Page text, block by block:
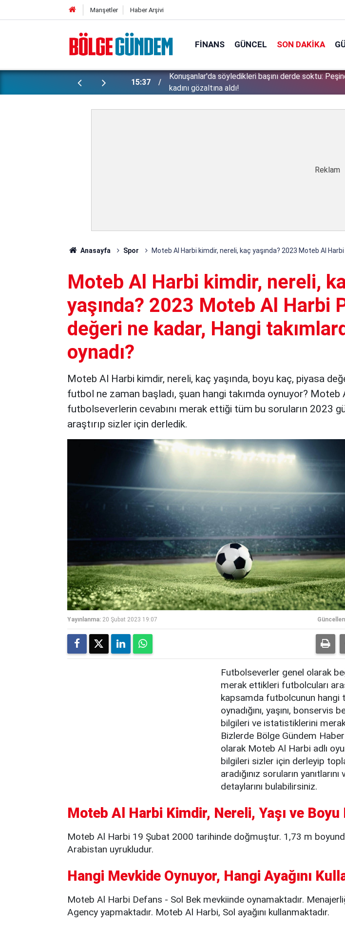
Manşetler Haber Arşivi
FINANS GÜNCEL SON DAKIKA
ünlü futbolcu Lukaku için harekete
15:37
Konuşanlar'da söyledikleri başını derde soktu:
kadını gözaltına aldı!
Anasayfa Spor Moteb Al Harbi kimdir, nereli, kaç yaşında? 2023 Moteb Al
Moteb Al Harbi kimdir, nereli,
yaşında? 2023 Moteb Al Harbi
değeri ne kadar, Hangi
oynadı?
Moteb Al Harbi kimdir, nereli, kaç yaşında, boyu kaç, piyasa
futbol ne zaman başladı, şuan hangi takımda oynuyor? Moteb
futbolseverlerin cevabını merak ettiği tüm bu soruların 2023
araştırıp sizler için derledik.
Yayınlanma: 20 Şubat 2023 19:07
Futbolseverler genel olarak
merak ettikleri futbolcuları
kapsamda futbolcunun hangi
oynadığını, yaşını, bonservis
bilgileri ve istatistiklerini
Bizlerde Bölge Gündem
olarak Moteb Al Harbi adlı
bilgileri sizler için derleyip
aradığınız soruların
detaylarını bulabilirsiniz.
Moteb Al Harbi Kimdir, Nereli, Yaşı ve Boyu
Moteb Al Harbi 19 Şubat 2000 tarihinde doğmuştur. 1,73 m
Arabistan uyrukludur.
Hangi Mevkide Oynuyor, Hangi Ayağını
Moteb Al Harbi Defans - Sol Bek mevkiinde oynamaktadır.
Agency yapmaktadır. Moteb Al Harbi, Sol ayağını kullanmaktadır.